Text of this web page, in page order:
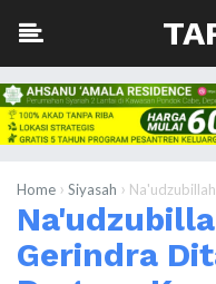
Home › Siyasah › Na'udzubillah...
Gerindra